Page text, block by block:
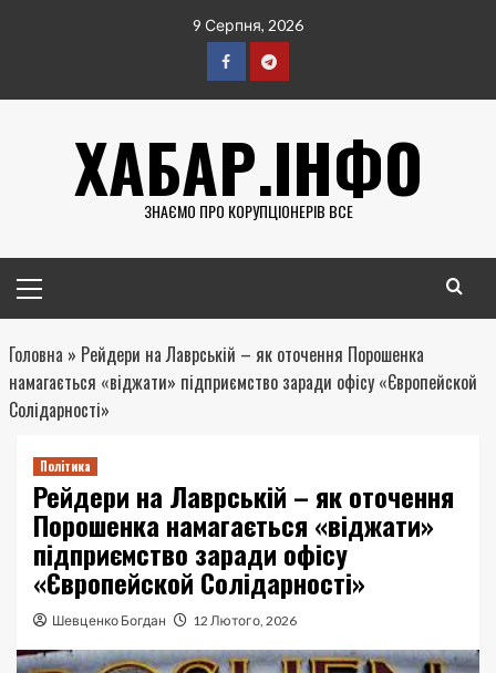
9 Серпня, 2026
FacebookTelegram
ХАБАР.ІНФО
ЗНАЄМО ПРО КОРУПЦІОНЕРІВ ВСЕ
меню
Головна » Рейдери на Лаврській – як оточення Порошенка
намагається «віджати» підприємство заради офісу «Європейской
Солідарності»
Політика
Рейдери на Лаврській – як оточення
Порошенка намагається «віджати»
підприємство заради офісу
«Європейской Солідарності»
Шевценко Богдан 12 Лютого, 2026